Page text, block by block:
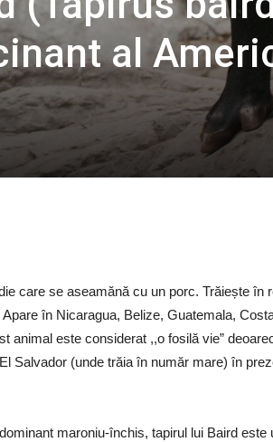
al
care se aseamănă cu un porc. Trăiește în
în Nicaragua, Belize, Guatemala,
animal este considerat ,,o fosilă vie”
Salvador (unde trăia în număr mare) în
maroniu-închis, tapirul lui Baird este